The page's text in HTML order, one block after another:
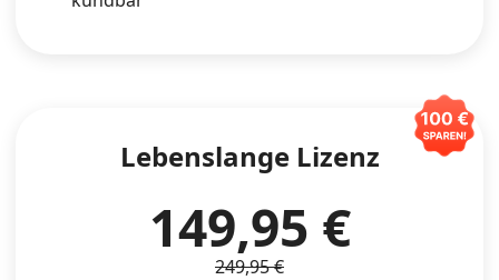
Lebenslange Lizenz
149,95 €
249,95 €